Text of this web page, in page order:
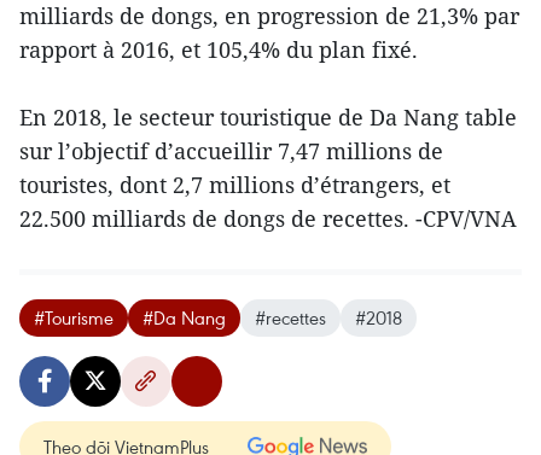
milliards de dongs, en progression de 21,3% par
rapport à 2016, et 105,4% du plan fixé.
En 2018, le secteur touristique de Da Nang table
sur l’objectif d’accueillir 7,47 millions de
touristes, dont 2,7 millions d’étrangers, et
22.500 milliards de dongs de recettes. -CPV/VNA​
#Tourisme #Da Nang #recettes #2018
Theo dõi VietnamPlus